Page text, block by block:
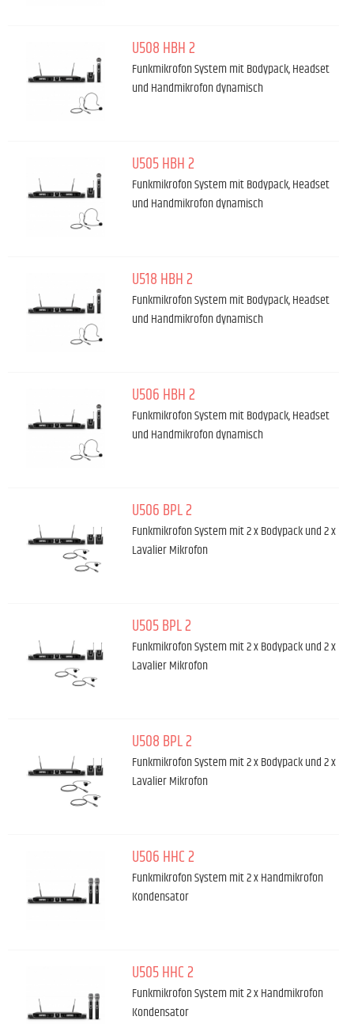
U508 HBH 2
Funkmikrofon System mit Bodypack, Headset
und Handmikrofon dynamisch
U505 HBH 2
Funkmikrofon System mit Bodypack, Headset
und Handmikrofon dynamisch
U518 HBH 2
Funkmikrofon System mit Bodypack, Headset
und Handmikrofon dynamisch
U506 HBH 2
Funkmikrofon System mit Bodypack, Headset
und Handmikrofon dynamisch
U506 BPL 2
Funkmikrofon System mit 2 x Bodypack und 2 x
Lavalier Mikrofon
U505 BPL 2
Funkmikrofon System mit 2 x Bodypack und 2 x
Lavalier Mikrofon
U508 BPL 2
Funkmikrofon System mit 2 x Bodypack und 2 x
Lavalier Mikrofon
U506 HHC 2
Funkmikrofon System mit 2 x Handmikrofon
Kondensator
U505 HHC 2
Funkmikrofon System mit 2 x Handmikrofon
Kondensator